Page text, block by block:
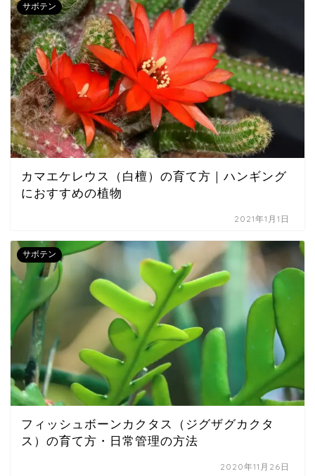
サボテン
カマエケレウス（白檀）の育て方｜ハンギング
におすすめの植物
2021年1月1日
サボテン
フィッシュボーンカクタス（ジグザグカクタ
ス）の育て方・日常管理の方法
2020年11月26日